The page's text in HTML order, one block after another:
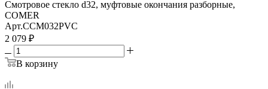
Смотровое стекло d32, муфтовые окончания разборные,
COMER
Арт.CCM032PVC
2 079 ₽
В корзину